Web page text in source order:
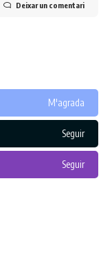
Deixar un comentari
M'agrada
Seguir
Seguir